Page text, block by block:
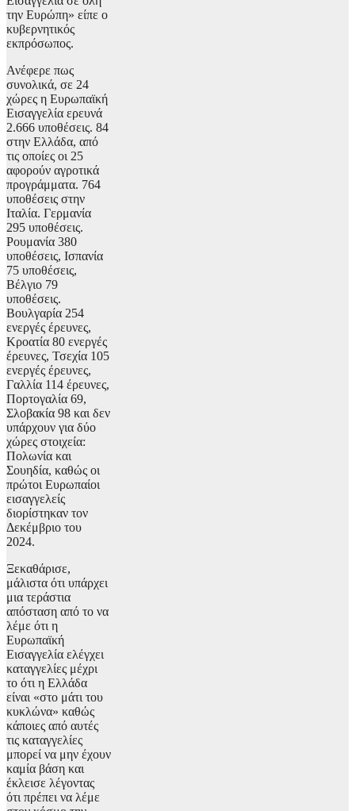
την Ευρώπη» είπε ο
κυβερνητικός
εκπρόσωπος.
Ανέφερε πως
συνολικά, σε 24
χώρες η Ευρωπαϊκή
Εισαγγελία ερευνά
2.666 υποθέσεις. 84
στην Ελλάδα, από
τις οποίες οι 25
αφορούν αγροτικά
προγράμματα. 764
υποθέσεις στην
Ιταλία. Γερμανία
295 υποθέσεις.
Ρουμανία 380
υποθέσεις, Ισπανία
75 υποθέσεις,
Βέλγιο 79
υποθέσεις.
Βουλγαρία 254
ενεργές έρευνες,
Κροατία 80 ενεργές
έρευνες, Τσεχία 105
ενεργές έρευνες,
Γαλλία 114 έρευνες,
Πορτογαλία 69,
Σλοβακία 98 και δεν
υπάρχουν για δύο
χώρες στοιχεία:
Πολωνία και
Σουηδία, καθώς οι
πρώτοι Ευρωπαίοι
εισαγγελείς
διορίστηκαν τον
Δεκέμβριο του
2024.
Ξεκαθάρισε,
μάλιστα ότι υπάρχει
μια τεράστια
απόσταση από το να
λέμε ότι η
Ευρωπαϊκή
Εισαγγελία ελέγχει
καταγγελίες μέχρι
το ότι η Ελλάδα
είναι «στο μάτι του
κυκλώνα» καθώς
κάποιες από αυτές
τις καταγγελίες
μπορεί να μην έχουν
καμία βάση και
έκλεισε λέγοντας
ότι πρέπει να λέμε